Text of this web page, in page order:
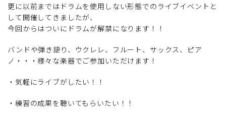
更に以前まではドラムを使用しない形態でのライブイベントと
して開催してきましたが、
今回からはついにドラムが解禁になります！！
バンドや弾き語り、ウクレレ、フルート、サックス、ピア
ノ・・・様々な楽器でご参加いただけます！
・気軽にライブがしたい！！
・練習の成果を聴いてもらいたい！！